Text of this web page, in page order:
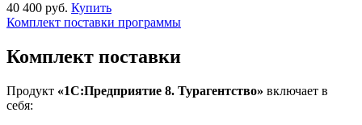
40 400 руб. Купить
Комплект поставки программы
Комплект поставки
Продукт «1С:Предприятие 8. Турагентство» включает в
себя: